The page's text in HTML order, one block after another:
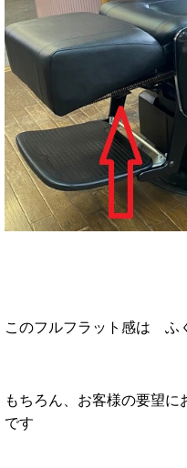
このフルフラット感は ふ
もちろん、お客様の要望
です